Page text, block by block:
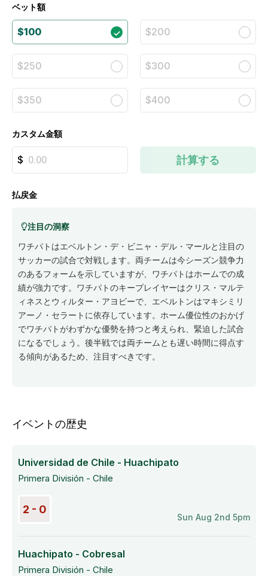
ベット額
$100 $200
$250 $300
$350 $400
カスタム金額
計算する
払戻金
注目の洞察
ワチパトはエベルトン・デ・ビニャ・デル・マールと注目の
サッカーの試合で対戦します。両チームは今シーズン競争力
のあるフォームを示していますが、ワチパトはホームでの成
績が強力です。ワチパトのキープレイヤーはクリス・マルテ
ィネスとウィルター・アヨビーで、エベルトンはマキシミリ
アーノ・セラートに依存しています。ホーム優位性のおかげ
でワチパトがわずかな優勢を持つと考えられ、緊迫した試合
になるでしょう。後半戦では両チームとも遅い時間に得点す
る傾向があるため、注目すべきです。
イベントの歴史
Universidad de Chile - Huachipato
Primera División - Chile
2 - 0
Sun Aug 2nd 5pm
Huachipato - Cobresal
Primera División - Chile